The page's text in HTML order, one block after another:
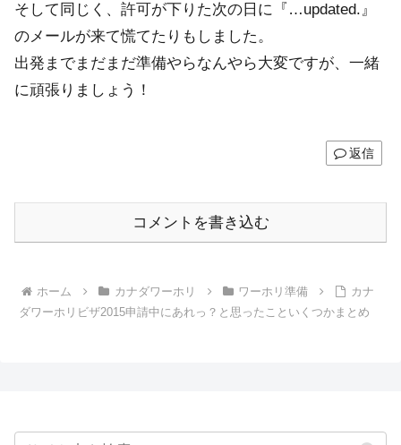
そして同じく、許可が下りた次の日に『…updated.』
のメールが来て慌てたりもしました。
出発までまだまだ準備やらなんやら大変ですが、一緒
に頑張りましょう！
返信
コメントを書き込む
ホーム カナダワーホリ ワーホリ準備
カナ
ダワーホリビザ2015申請中にあれっ？と思ったこといくつかまとめ